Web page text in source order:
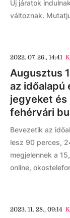
Új járatok
változnak.
2022. 07. 26., 14:41
Augusztus
az időalapú
jegyeket
fehérvári
Bevezetik az
lesz 90 perces,
megjelennek a
online,
2023. 11. 28., 09:14